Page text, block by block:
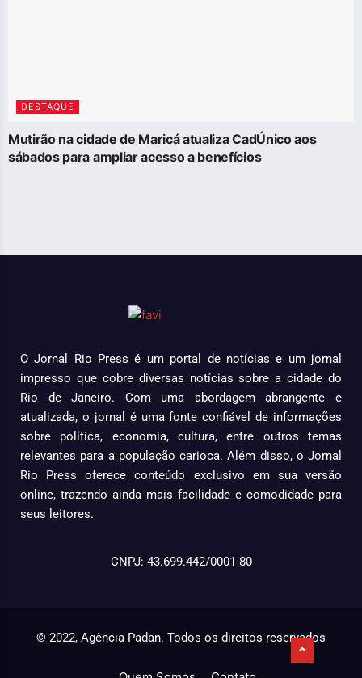
DESTAQUE
Mutirão na cidade de Maricá atualiza CadÚnico aos
sábados para ampliar acesso a benefícios
O Jornal Rio Press é um portal de notícias e um jornal
impresso que cobre diversas notícias sobre a cidade do
Rio de Janeiro. Com uma abordagem abrangente e
atualizada, o jornal é uma fonte confiável de informações
sobre política, economia, cultura, entre outros temas
relevantes para a população carioca. Além disso, o Jornal
Rio Press oferece conteúdo exclusivo em sua versão
online, trazendo ainda mais facilidade e comodidade para
seus leitores.
CNPJ: 43.699.442/0001-80
© 2022, Agência Padan. Todos os direitos reservados